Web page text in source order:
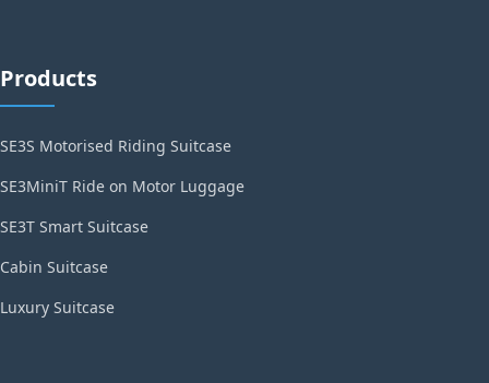
Products
SE3S Motorised Riding Suitcase
SE3MiniT Ride on Motor Luggage
SE3T Smart Suitcase
Cabin Suitcase
Luxury Suitcase